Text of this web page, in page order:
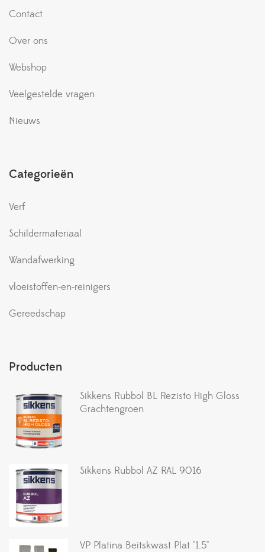
Contact
Over ons
Webshop
Veelgestelde vragen
Nieuws
Categorieën
Verf
Schildermateriaal
Wandafwerking
vloeistoffen-en-reinigers
Gereedschap
Producten
Sikkens Rubbol BL Rezisto High Gloss
Grachtengroen
Sikkens Rubbol AZ RAL 9016
VP Platina Beitskwast Plat ''1.5''